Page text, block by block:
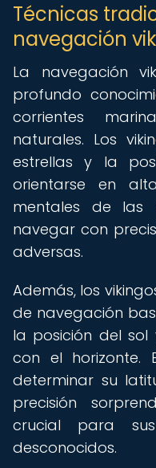
Técnicas
navegación
La navegación
profundo
corrientes
naturales. Los
estrellas y la
orientarse en
mentales de las
navegar con
adversas.
Además, los
de navegación
la posición del sol
con el horizonte.
determinar su
precisión
crucial para
desconocidos.